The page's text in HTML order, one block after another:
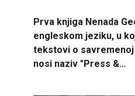
Prva knjiga Nenada
engleskom jeziku, u
tekstovi o
nosi naziv "Press &…